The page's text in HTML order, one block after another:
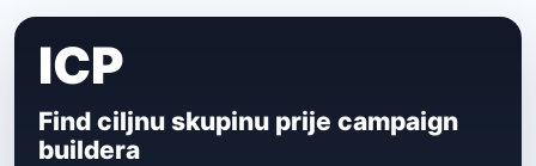
ICP
Find ciljnu skupinu prije campaign
buildera